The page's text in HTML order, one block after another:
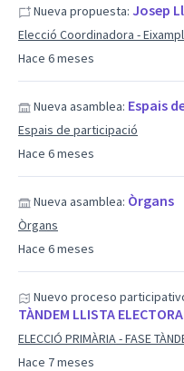
Hace 6 meses
Nueva propuesta: Josep
Elecció Coordinadora -
Hace 6 meses
Nueva asamblea: Espais
Espais de participació
Hace 6 meses
Nueva asamblea: Òrgans
Òrgans
Hace 7 meses
Nuevo proceso
TÀNDEM LLISTA
ELECCIÓ PRIMÀRIA - FASE